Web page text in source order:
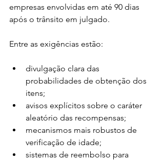
empresas envolvidas em até 90 dias
após o trânsito em julgado.
Entre as exigências estão:
divulgação clara das
probabilidades de obtenção dos
itens;
avisos explícitos sobre o caráter
aleatório das recompensas;
mecanismos mais robustos de
verificação de idade;
sistemas de reembolso para